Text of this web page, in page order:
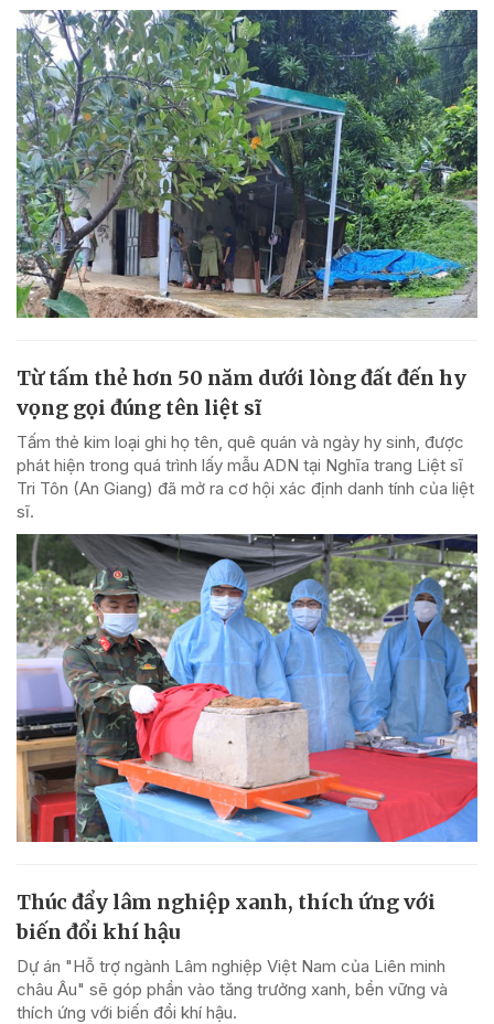
Từ tấm thẻ hơn 50 năm dưới lòng đất đến hy
vọng gọi đúng tên liệt sĩ
Tấm thẻ kim loại ghi họ tên, quê quán và ngày hy sinh, được
phát hiện trong quá trình lấy mẫu ADN tại Nghĩa trang Liệt sĩ
Tri Tôn (An Giang) đã mở ra cơ hội xác định danh tính của liệt
sĩ.
Thúc đẩy lâm nghiệp xanh, thích ứng với
biến đổi khí hậu
Dự án "Hỗ trợ ngành Lâm nghiệp Việt Nam của Liên minh
châu Âu" sẽ góp phần vào tăng trưởng xanh, bền vững và
thích ứng với biến đổi khí hậu.